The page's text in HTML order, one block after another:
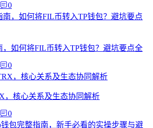
0
，如何将FIL币转入TP钱包？避坑要点全
0
，核心关系及生态协同解析
0